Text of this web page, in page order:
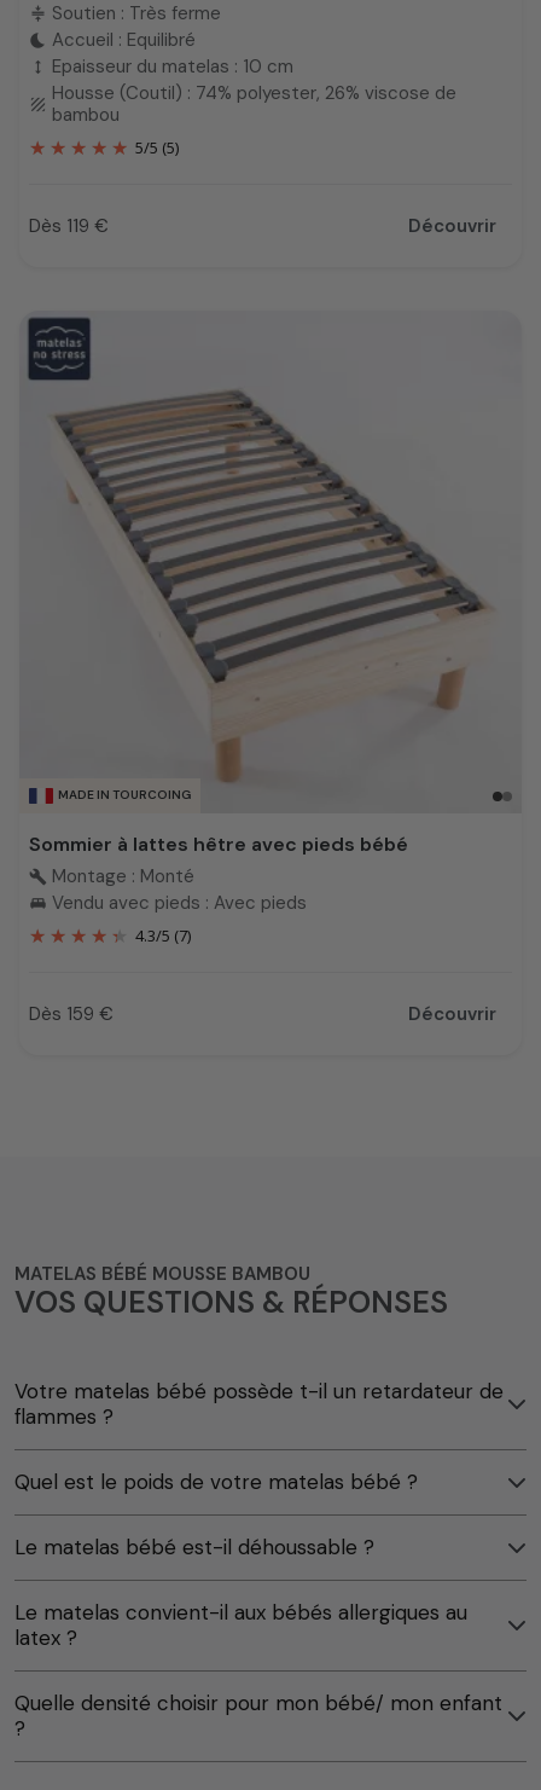
compress Soutien : Très ferme
bedtime Accueil : Equilibré
height Epaisseur du matelas : 10 cm
texture Housse (Coutil) : 74% polyester, 26% viscose de
bambou
5/5 (5)
Prix
Dès 119 € Découvrir
MADE IN TOURCOING
Sommier à lattes hêtre avec pieds bébé
build Montage : Monté
king_bed Vendu avec pieds : Avec pieds
4.3/5 (7)
Prix
Dès 159 € Découvrir
MATELAS BÉBÉ MOUSSE BAMBOU
VOS QUESTIONS & RÉPONSES
Votre matelas bébé possède t-il un retardateur de
flammes ?
Quel est le poids de votre matelas bébé ?
Le matelas bébé est-il déhoussable ?
Le matelas convient-il aux bébés allergiques au
latex ?
Quelle densité choisir pour mon bébé/ mon enfant
?